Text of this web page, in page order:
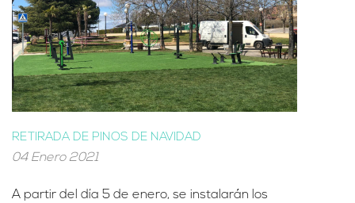
RETIRADA DE PINOS DE NAVIDAD
04 Enero 2021
A partir del día 5 de enero, se instalarán los